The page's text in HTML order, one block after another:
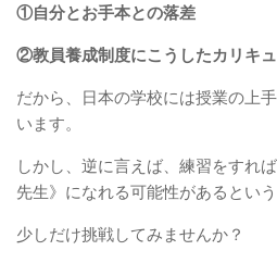
①自分とお手本との落差
②教員養成制度にこうしたカリキ
だから、日本の学校には授業の上
います。
しかし、逆に言えば、練習をすれ
先生》になれる可能性があるという
少しだけ挑戦してみませんか？